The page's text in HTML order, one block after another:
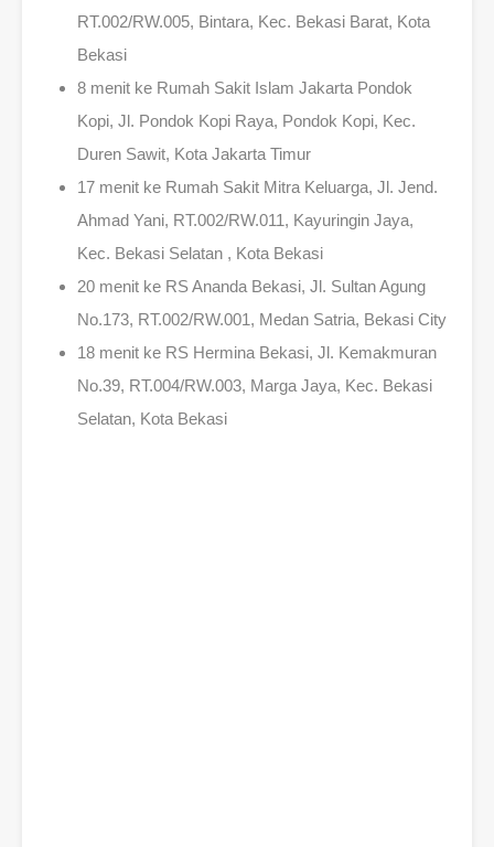
RT.002/RW.005, Bintara, Kec. Bekasi Barat, Kota
Bekasi
8 menit ke Rumah Sakit Islam Jakarta Pondok
Kopi, Jl. Pondok Kopi Raya, Pondok Kopi, Kec.
Duren Sawit, Kota Jakarta Timur
17 menit ke Rumah Sakit Mitra Keluarga, Jl. Jend.
Ahmad Yani, RT.002/RW.011, Kayuringin Jaya,
Kec. Bekasi Selatan , Kota Bekasi
20 menit ke RS Ananda Bekasi, Jl. Sultan Agung
No.173, RT.002/RW.001, Medan Satria, Bekasi City
18 menit ke RS Hermina Bekasi, Jl. Kemakmuran
No.39, RT.004/RW.003, Marga Jaya, Kec. Bekasi
Selatan, Kota Bekasi